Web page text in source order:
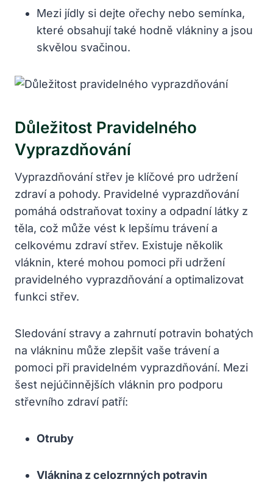
Mezi jídly si dejte ořechy nebo semínka,
které obsahují také hodně vlákniny a jsou
skvělou svačinou.
Důležitost Pravidelného
Vyprazdňování
Vyprazdňování střev je klíčové pro udržení
zdraví a pohody. Pravidelné vyprazdňování
pomáhá odstraňovat toxiny a odpadní látky z
těla, což může vést k lepšímu trávení a
celkovému zdraví střev. Existuje několik
vláknin, které mohou pomoci při udržení
pravidelného vyprazdňování a optimalizovat
funkci střev.
Sledování stravy a zahrnutí potravin bohatých
na vlákninu může zlepšit vaše trávení a
pomoci při pravidelném vyprazdňování. Mezi
šest nejúčinnějších vláknin pro podporu
střevního zdraví patří:
Otruby
Vláknina z celozrnných potravin